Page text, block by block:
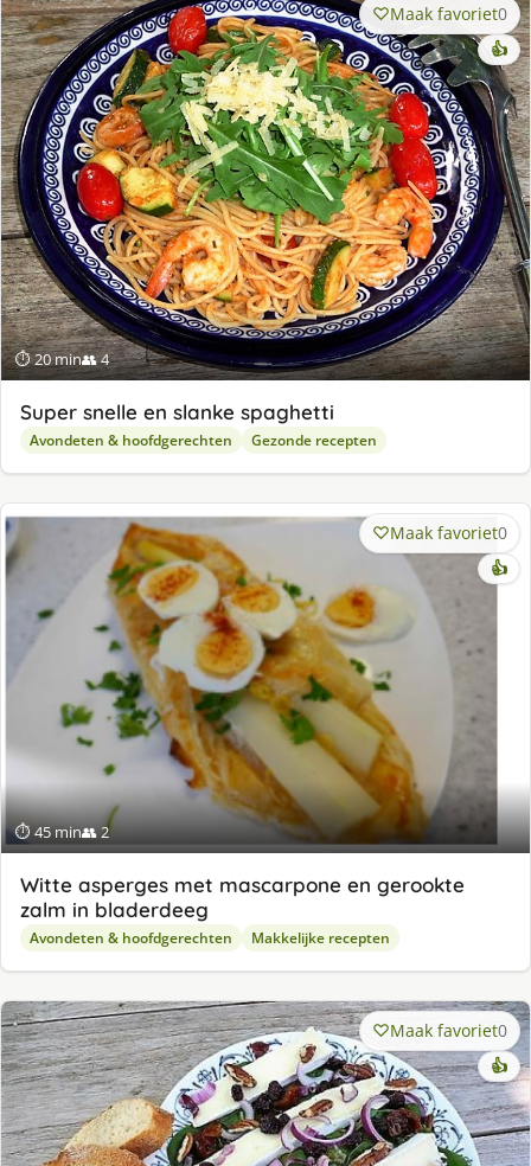
⏱ 20 min👥 4
Maak favoriet0
👍
Super snelle en slanke spaghetti
Avondeten & hoofdgerechten Gezonde recepten
⏱ 45 min👥 2
Maak favoriet0
👍
Witte asperges met mascarpone en gerookte
zalm in bladerdeeg
Avondeten & hoofdgerechten Makkelijke recepten
Maak favoriet0
👍